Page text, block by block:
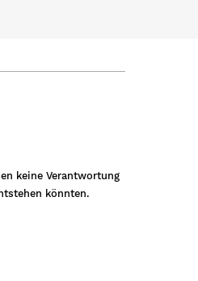
keine Verantwortung
könnten.